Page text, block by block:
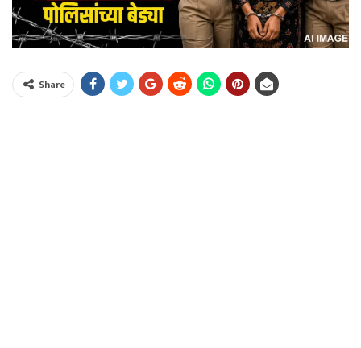
Share